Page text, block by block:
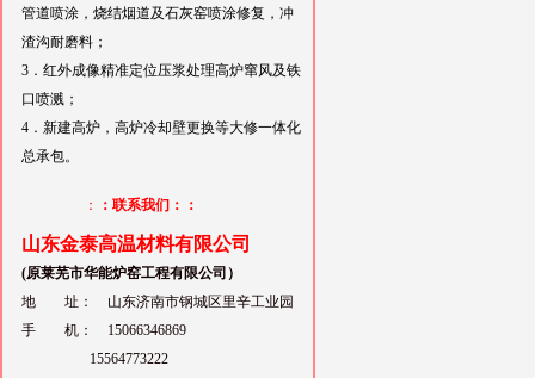
管道喷涂，烧结烟道及石灰窑喷涂修复，冲
渣沟耐磨料；
3．红外成像精准定位压浆处理高炉窜风及铁
口喷溅；
4．新建高炉，高炉冷却壁更换等大修一体化
总承包。
： ：联系我们：：
山东金泰高温材料有限公司
(原莱芜市华能炉窑工程有限公司）
地 址： 山东济南市钢城区里辛工业园
手 机： 15066346869
15564773222